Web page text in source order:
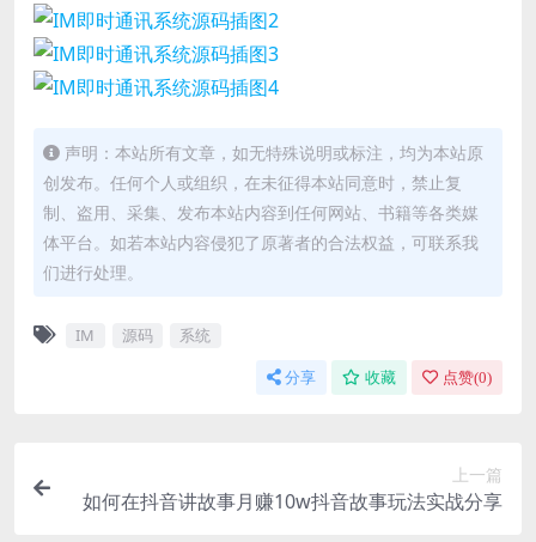
声明：本站所有文章，如无特殊说明或标注，均为本站原
创发布。任何个人或组织，在未征得本站同意时，禁止复
制、盗用、采集、发布本站内容到任何网站、书籍等各类媒
体平台。如若本站内容侵犯了原著者的合法权益，可联系我
们进行处理。
IM 源码 系统
分享 收藏 点赞(0)
上一篇
如何在抖音讲故事月赚10w抖音故事玩法实战分享